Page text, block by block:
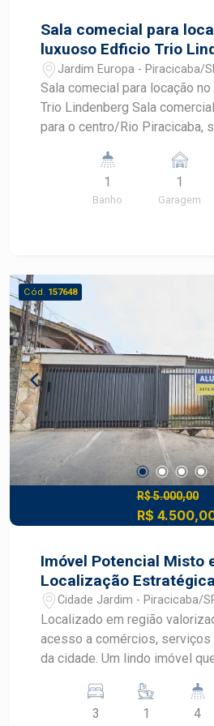
Sala comecial para
luxuoso Edficio Trio
Jardim Europa - Piracicaba/
Sala comecial para locação
Trio Lindenberg Sala comercial com 45 m², vista
para o centro/Rio Piracicaba,
garagem Condominio oferece
1
Banho
1
Garagem
Cód. 157648
R$ 5.000,00
R$
Imóvel Potencial Misto
Localização
Jardim e Jardim Europa
Cidade Jardim - Piracicaba/
Localizado em região
acesso a comércios,
da cidade. Um lindo imóvel
ideal para famílias, casas de
empresas... - 3 dormitórios com armários
3 1 4